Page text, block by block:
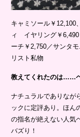
キャミソール￥12,100
ィ イヤリング￥
ーチ￥2,750／サンタ
リスト私物
教えてくれたのは……
ナチュラルでありなが
ックに定評あり。ほん
の指名が絶えない人気
バズり！